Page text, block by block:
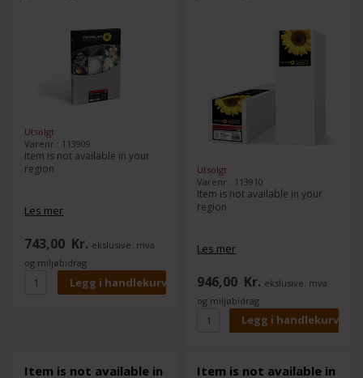
Utsolgt
Varenr.: 113909
Item is not available in your
region
Les mer
743,00 Kr. ekslusive. mva
og miljøbidrag
Utsolgt
Varenr.: 113910
Item is not available in your
region
Les mer
946,00 Kr. ekslusive. mva
og miljøbidrag
Item is not available in Item is not available in